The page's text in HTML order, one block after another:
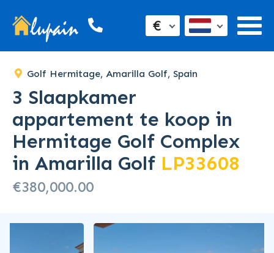
€
Golf Hermitage, Amarilla Golf, Spain
3 Slaapkamer
appartement te koop in
Hermitage Golf Complex
in Amarilla Golf LP33608
€380,000.00